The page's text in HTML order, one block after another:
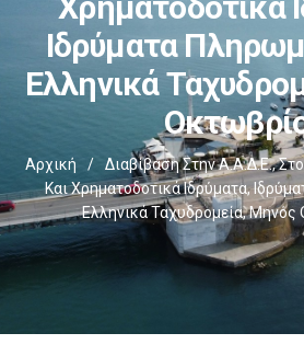
Ιδρύματα
Ελληνικά
Αρχική /
Διαβίβαση Στην Α.Α.Δ.Ε.,
Και Χρηματοδοτικά Ιδρύματα,
Ελληνικά Ταχυδρομεία, Μηνός